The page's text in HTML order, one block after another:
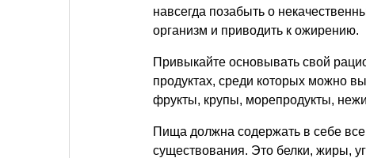
навсегда позабыть о
организм и приводить к ожирению.
Привыкайте основывать свой
продуктах, среди которых можно
фрукты, крупы, морепродукты,
Пища должна содержать в себе
существования. Это белки, жиры,